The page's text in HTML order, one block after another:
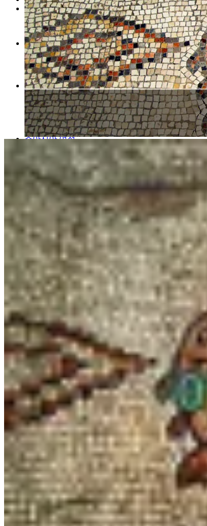
이스라엘 완전일주 7일 터키항공
이스라엘 완전일주 9일 대한항공
우리끼리 성지순례
출애굽 여정
이스라엘 요르단 9일 KE
소아시아 여정
터키 그리스 이태리 12일 TK
터키 그리스 11일 TK
터키완전일주 8일 TK
종교개혁 여정
종교개혁 5개국 현장답사 및 문화탐방 12일 SU
종교개혁 4개국 현장답사 및 문화탐방 11일 SU
이태리완전일주 8일 AZ
커뮤니티
여행후기게시판
Youtube 성지순례TV
이집사의 이스라엘이야기
성지순례! 그 준비부터가 시작!
자주묻는질문
회사소개
예루살렘투어스
찾아오시는 길
Go to...
Go to...